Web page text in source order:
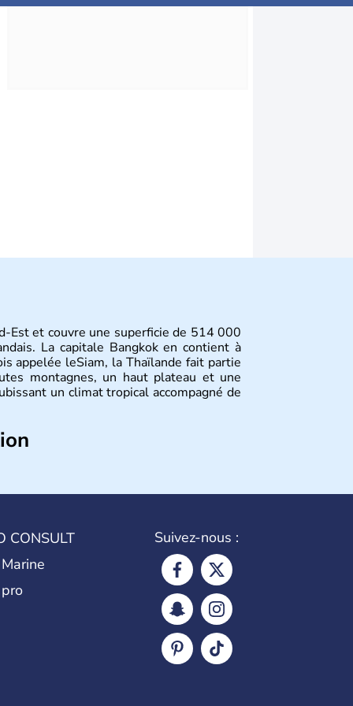
Est et couvre une superficie de 514 000
La capitale Bangkok en contient à
appelée leSiam, la Thaïlande fait partie
montagnes, un haut plateau et une
un climat tropical accompagné de
d'une nation bouddhiste au régime
CONSULT
Suivez-nous :